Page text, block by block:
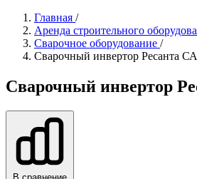
Главная /
Аренда строительного
Сварочное оборудование /
Сварочный инвертор Ресанта
Сварочный инвертор